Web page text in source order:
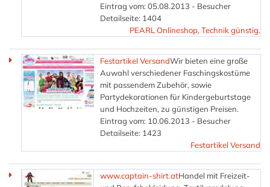
Eintrag vom: 05.08.2013 - Besucher
Detailseite: 1404
PEARL Onlineshop, Technik günstig.
Festartikel VersandWir bieten eine große
Auwahl verschiedener Faschingskostüme
mit passendem Zubehör, sowie
Partydekorationen für Kindergeburtstage
und Hochzeiten, zu günstigen Preisen.
Eintrag vom: 10.06.2013 - Besucher
Detailseite: 1423
Festartikel Versand
www.captain-shirt.atHandel mit Freizeit-